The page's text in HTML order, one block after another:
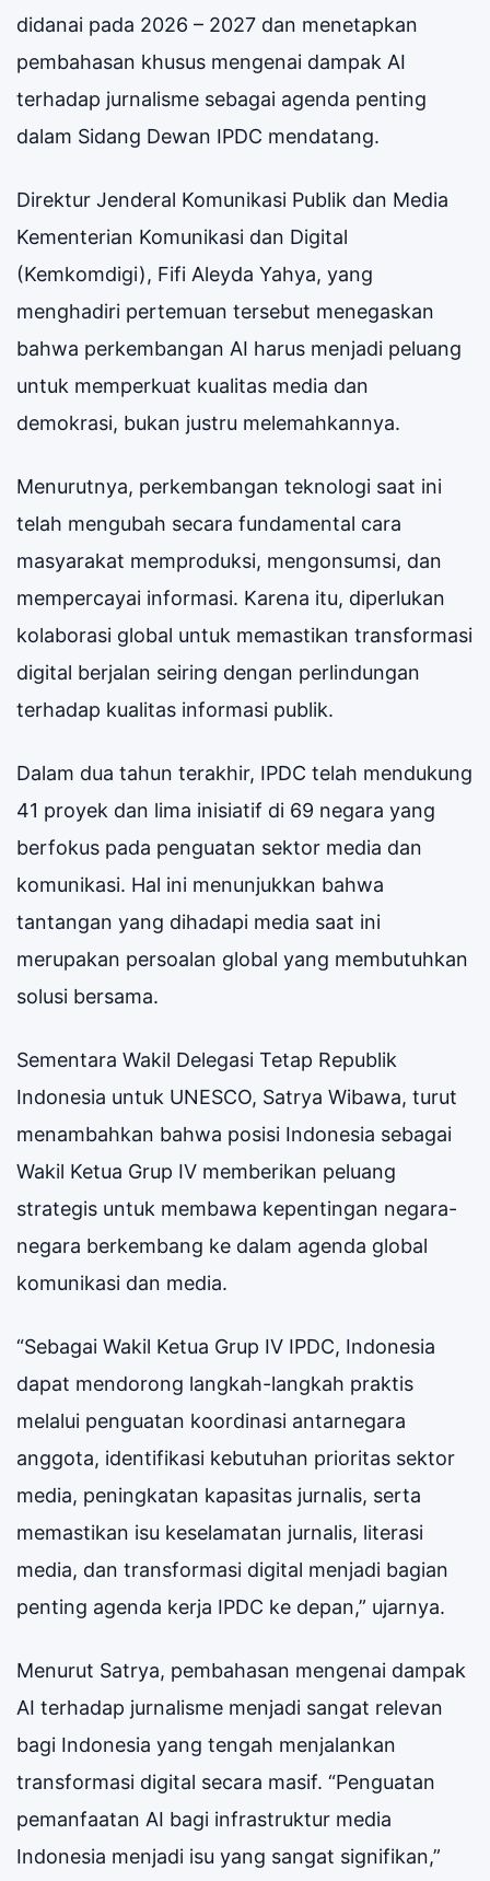
didanai pada 2026 – 2027 dan menetapkan
pembahasan khusus mengenai dampak AI
terhadap jurnalisme sebagai agenda penting
dalam Sidang Dewan IPDC mendatang.
Direktur Jenderal Komunikasi Publik dan Media
Kementerian Komunikasi dan Digital
(Kemkomdigi), Fifi Aleyda Yahya, yang
menghadiri pertemuan tersebut menegaskan
bahwa perkembangan AI harus menjadi peluang
untuk memperkuat kualitas media dan
demokrasi, bukan justru melemahkannya.
Menurutnya, perkembangan teknologi saat ini
telah mengubah secara fundamental cara
masyarakat memproduksi, mengonsumsi, dan
mempercayai informasi. Karena itu, diperlukan
kolaborasi global untuk memastikan transformasi
digital berjalan seiring dengan perlindungan
terhadap kualitas informasi publik.
Dalam dua tahun terakhir, IPDC telah mendukung
41 proyek dan lima inisiatif di 69 negara yang
berfokus pada penguatan sektor media dan
komunikasi. Hal ini menunjukkan bahwa
tantangan yang dihadapi media saat ini
merupakan persoalan global yang membutuhkan
solusi bersama.
Sementara Wakil Delegasi Tetap Republik
Indonesia untuk UNESCO, Satrya Wibawa, turut
menambahkan bahwa posisi Indonesia sebagai
Wakil Ketua Grup IV memberikan peluang
strategis untuk membawa kepentingan negara-
negara berkembang ke dalam agenda global
komunikasi dan media.
“Sebagai Wakil Ketua Grup IV IPDC, Indonesia
dapat mendorong langkah-langkah praktis
melalui penguatan koordinasi antarnegara
anggota, identifikasi kebutuhan prioritas sektor
media, peningkatan kapasitas jurnalis, serta
memastikan isu keselamatan jurnalis, literasi
media, dan transformasi digital menjadi bagian
penting agenda kerja IPDC ke depan,” ujarnya.
Menurut Satrya, pembahasan mengenai dampak
AI terhadap jurnalisme menjadi sangat relevan
bagi Indonesia yang tengah menjalankan
transformasi digital secara masif. “Penguatan
pemanfaatan AI bagi infrastruktur media
Indonesia menjadi isu yang sangat signifikan,”